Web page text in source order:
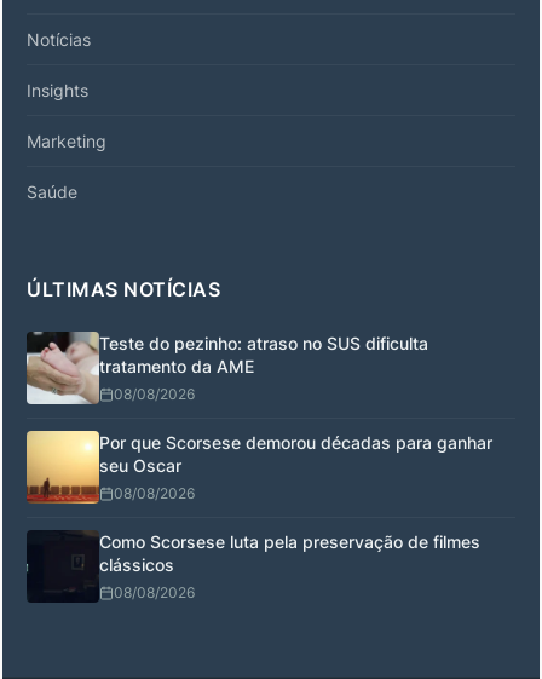
Notícias
Insights
Marketing
Saúde
ÚLTIMAS NOTÍCIAS
Teste do pezinho: atraso no SUS dificulta
tratamento da AME
08/08/2026
Por que Scorsese demorou décadas para ganhar
seu Oscar
08/08/2026
Como Scorsese luta pela preservação de filmes
clássicos
08/08/2026